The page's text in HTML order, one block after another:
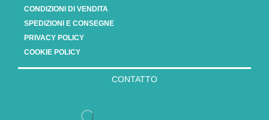
CONDIZIONI DI VENDITA
SPEDIZIONI E CONSEGNE
PRIVACY POLICY
COOKIE POLICY
CONTATTO